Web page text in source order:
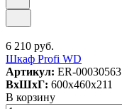
6 210 руб.
Шкаф Profi WD
Артикул: ER-00030563
ВxШxГ: 600x460x211
В корзину